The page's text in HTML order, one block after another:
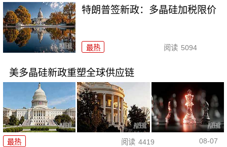
特朗普签新政：多晶硅加税限价
最热 阅读 5094
美多晶硅新政重塑全球供应链
最热 阅读 4419 08-07